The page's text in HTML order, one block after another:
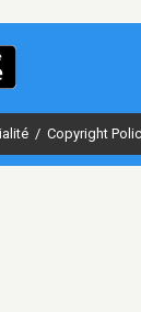
/ Copyright